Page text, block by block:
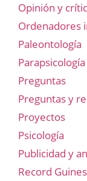
Opinión y
Ordenadores
Paleontología
Parapsicología
Preguntas
Preguntas y
Proyectos
Psicología
Publicidad y
Record